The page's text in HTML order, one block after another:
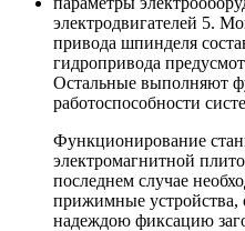
электродвигателей 5.
привода шпинделя
гидропривода
Остальные выполняют
работоспособности
Функционирование
электромагнитной
последнем случае
прижимные устройства,
надеждою фиксацию